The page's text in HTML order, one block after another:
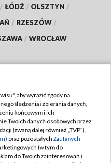
/ ŁÓDŹ / OLSZTYN /
/ RZESZÓW /
/ WROCŁAW
TVP
zgody
aby wyrazić zgody na
śledzenia i zbierania danych,
końcowym i ich
Twoich danych osobowych przez
(zwaną dalej również „TVP”),
oraz pozostałych Zaufanych
(w tym do
do Twoich zainteresowań i